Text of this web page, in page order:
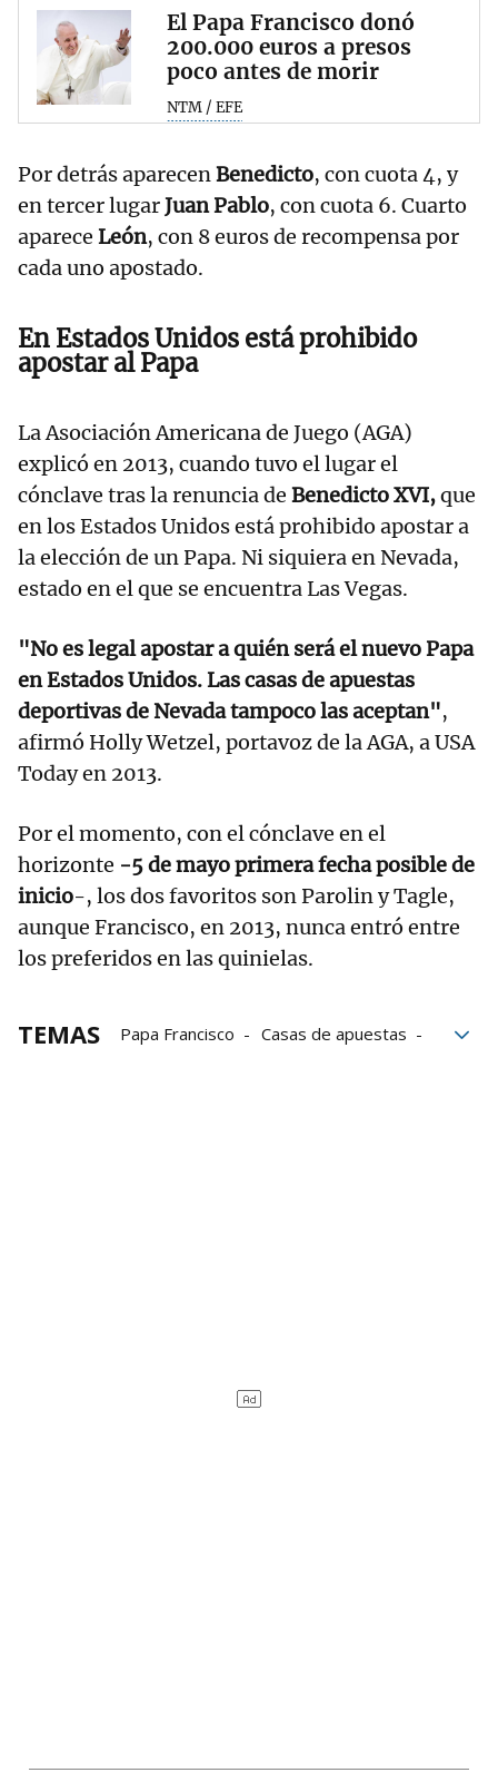
El Papa Francisco donó
200.000 euros a presos
poco antes de morir
NTM / EFE
Por detrás aparecenBenedicto, con cuota 4, y
en tercer lugarJuan Pablo, con cuota 6. Cuarto
aparece León, con 8 euros de recompensa por
cada uno apostado.
En Estados Unidos está prohibido
apostar al Papa
La Asociación Americana de Juego (AGA)
explicó en 2013, cuando tuvo el lugar el
cónclave tras la renuncia de Benedicto XVI,que
en los Estados Unidos está prohibido apostar a
la elección de un Papa. Ni siquiera en Nevada,
estado en el que se encuentra Las Vegas.
"No es legal apostar a quién será el nuevo Papa
en Estados Unidos. Las casas de apuestas
deportivas de Nevada tampoco las aceptan",
afirmó Holly Wetzel, portavoz de la AGA, a USA
Today en 2013.
Por el momento, con el cónclave en el
horizonte -5 de mayo primera fecha posible de
inicio-, los dos favoritos son Parolin y Tagle,
aunque Francisco, en 2013, nunca entró entre
los preferidos en las quinielas.
TEMAS Papa Francisco
Casas de apuestas